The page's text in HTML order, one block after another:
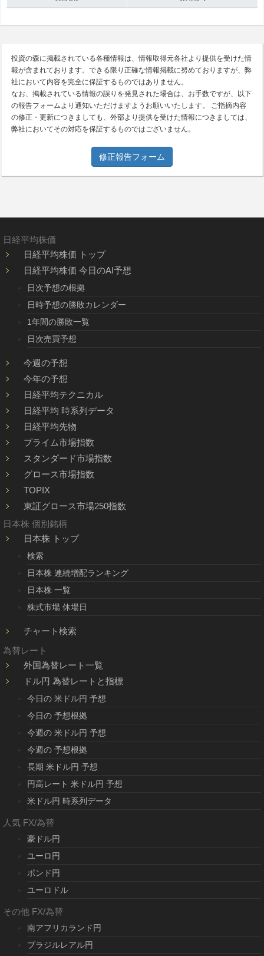
投資の森に掲載されている各種情報は、情報取得元各社より提供を受けた情
報が含まれております。できる限り正確な情報掲載に努めておりますが、弊
社において内容を完全に保証するものではありません。
なお、掲載されている情報の誤りを発見された場合は、お手数ですが、以下
の報告フォームより通知いただけますようお願いいたします。 ご指摘内容
の修正・更新につきましても、外部より提供を受けた情報につきましては、
弊社においてその対応を保証するものではございません。
修正報告フォーム
日経平均株価
日経平均株価 トップ
日経平均株価 今日のAI予想
日次予想の根拠
日時予想の勝敗カレンダー
1年間の勝敗一覧
日次売買予想
今週の予想
今年の予想
日経平均テクニカル
日経平均 時系列データ
日経平均先物
プライム市場指数
スタンダード市場指数
グロース市場指数
TOPIX
東証グロース市場250指数
日本株 個別銘柄
日本株 トップ
検索
日本株 連続増配ランキング
日本株 一覧
株式市場 休場日
チャート検索
為替レート
外国為替レート一覧
ドル円 為替レートと指標
今日の 米ドル円 予想
今日の 予想根拠
今週の 米ドル円 予想
今週の 予想根拠
長期 米ドル円 予想
円高レート 米ドル円 予想
米ドル円 時系列データ
人気 FX/為替
豪ドル円
ユーロ円
ポンド円
ユーロドル
その他 FX/為替
南アフリカランド円
ブラジルレアル円